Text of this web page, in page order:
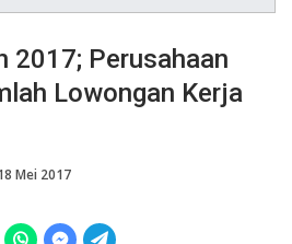
2017; Perusahaan
Lowongan Kerja
Mei 2017